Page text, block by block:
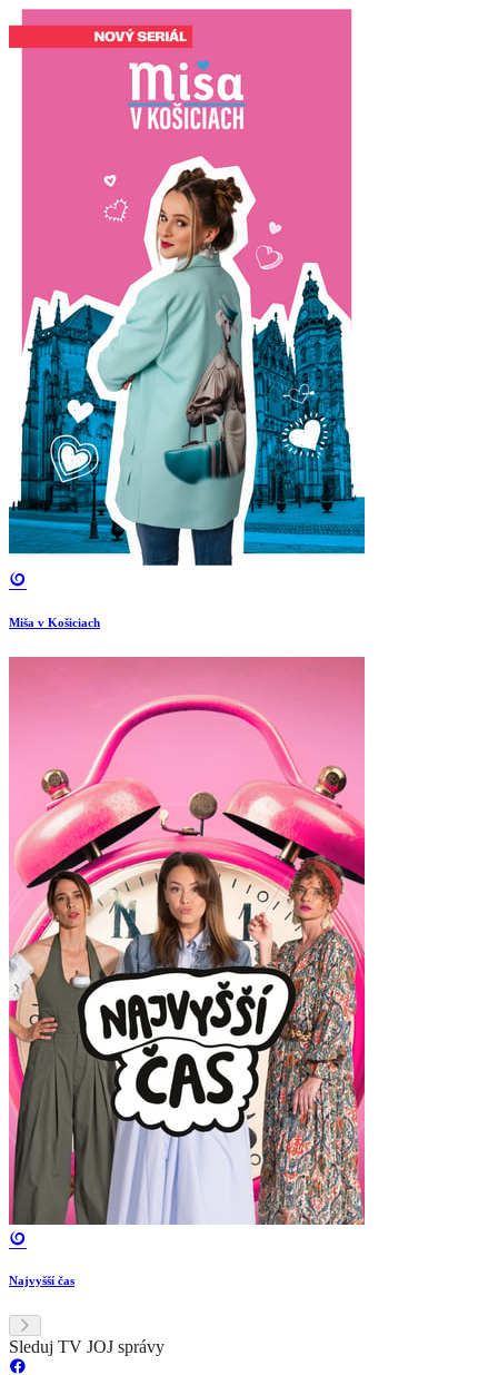
Miša v Košiciach
Najvyšší čas
Sleduj TV JOJ správy